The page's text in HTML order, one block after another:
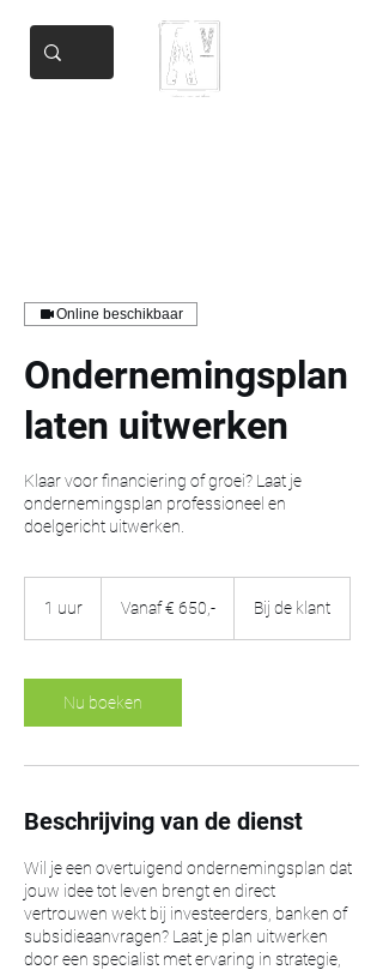
Online beschikbaar
Ondernemingsplan
laten uitwerken
Klaar voor financiering of groei? Laat je
ondernemingsplan professioneel en
doelgericht uitwerken.
1 uur
650,-Vanaf € 650,- Bij de klant
Nu boeken
Beschrijving van de dienst
Wil je een overtuigend ondernemingsplan dat
jouw idee tot leven brengt en direct
vertrouwen wekt bij investeerders, banken of
subsidieaanvragen? Laat je plan uitwerken
door een specialist met ervaring in strategie,